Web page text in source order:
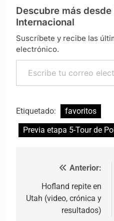
Descubre más
Internacional
Suscríbete y recibe las
electrónico.
Escribe tu correo
Etiquetado:
favoritos
Previa etapa 5-Tour de
Navegación de
Anterior:
Hofland repite en
Utah (video, crónica y
resultados)